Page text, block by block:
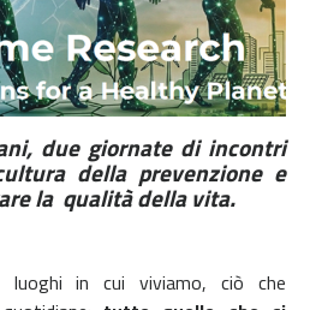
due giornate di incontri
della prevenzione e
la qualità della vita.
luoghi in cui viviamo, ciò che